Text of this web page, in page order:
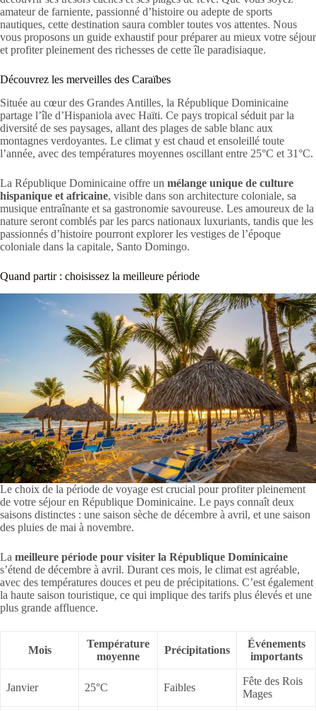
amateur de farniente, passionné d’histoire ou adepte de sports
nautiques, cette destination saura combler toutes vos attentes. Nous
vous proposons un guide exhaustif pour préparer au mieux votre séjour
et profiter pleinement des richesses de cette île paradisiaque.
Découvrez les merveilles des Caraïbes
Située au cœur des Grandes Antilles, la République Dominicaine
partage l’île d’Hispaniola avec Haïti. Ce pays tropical séduit par la
diversité de ses paysages, allant des plages de sable blanc aux
montagnes verdoyantes. Le climat y est chaud et ensoleillé toute
l’année, avec des températures moyennes oscillant entre 25°C et 31°C.
La République Dominicaine offre un mélange unique de culture
hispanique et africaine, visible dans son architecture coloniale, sa
musique entraînante et sa gastronomie savoureuse. Les amoureux de la
nature seront comblés par les parcs nationaux luxuriants, tandis que les
passionnés d’histoire pourront explorer les vestiges de l’époque
coloniale dans la capitale, Santo Domingo.
Quand partir : choisissez la meilleure période
Le choix de la période de voyage est crucial pour profiter pleinement
de votre séjour en République Dominicaine. Le pays connaît deux
saisons distinctes : une saison sèche de décembre à avril, et une saison
des pluies de mai à novembre.
La meilleure période pour visiter la République Dominicaine
s’étend de décembre à avril. Durant ces mois, le climat est agréable,
avec des températures douces et peu de précipitations. C’est également
la haute saison touristique, ce qui implique des tarifs plus élevés et une
plus grande affluence.
Mois
Température
moyenne
Précipitations
Événements
importants
Janvier 25°C Faibles
Fête des Rois
Mages